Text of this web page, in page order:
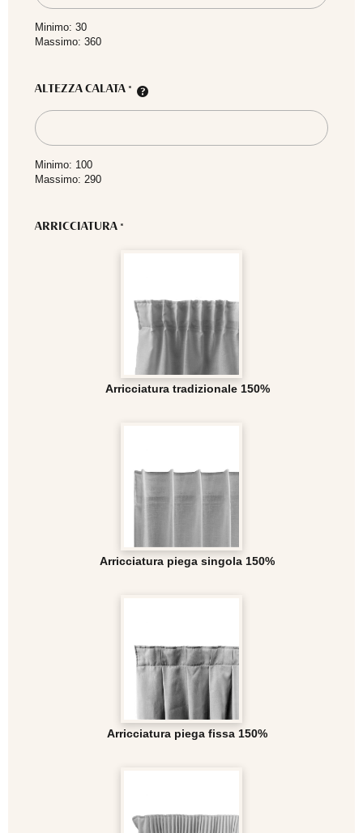
Minimo: 30
Massimo: 360
ALTEZZA CALATA*
Minimo: 100
Massimo: 290
ARRICCIATURA*
Arricciatura tradizionale 150%
Arricciatura piega singola 150%
Arricciatura piega fissa 150%